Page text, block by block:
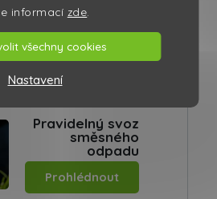
informací zde
všechny cookies
Nastavení
se vám hodit